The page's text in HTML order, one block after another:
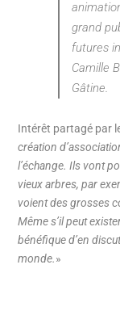
grand
futures
Camille
Gâtine.
Intérêt partagé par
création
l’échange. Ils vont
vieux arbres, par
voient des grosses
Même s’il peut
bénéfique d’en
monde.»